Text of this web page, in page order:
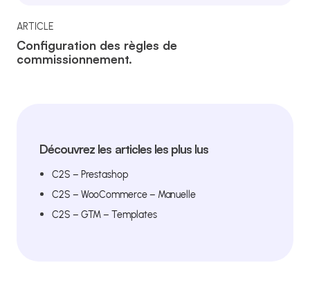
ARTICLE
Configuration des règles de
commissionnement.
Découvrez les articles les plus lus
C2S – Prestashop
C2S – WooCommerce – Manuelle
C2S – GTM – Templates